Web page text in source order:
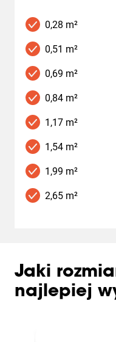
0,28 m²
0,51 m²
0,69 m²
0,84 m²
1,17 m²
1,54 m²
1,99 m²
2,65 m²
Jaki
najlepiej